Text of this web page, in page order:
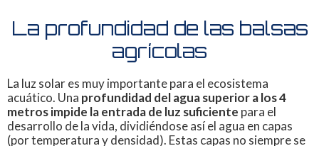
La profundidad de las balsas
agrícolas
La luz solar es muy importante para el ecosistema
acuático. Una profundidad del agua superior a los 4
metros impide la entrada de luz suficiente para el
desarrollo de la vida, dividiéndose así el agua en capas
(por temperatura y densidad). Estas capas no siempre se